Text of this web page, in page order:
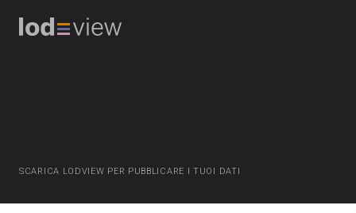
SCARICA LODVIEW PER PUBBLICARE I TUOI DATI